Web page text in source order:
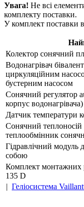
Увага! Не всі
комплекту поставки.
У комплект поставки
Колектор сонячний
Водонагрівач
циркуляційним
бустерним насосом
Сонячний регулятор
корпус водонагрівача)
Датчик температури
Сонячний
теплообмінник
Гідравлічний модуль
собою
Комплект монтажних
135 D
| Геліосистема